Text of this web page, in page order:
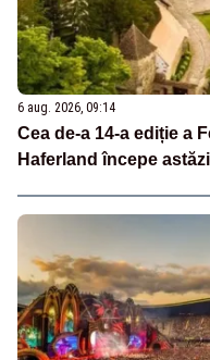
6 aug. 2026, 09:14
Cea de-a 14-a ediție a
Haferland începe astăzi